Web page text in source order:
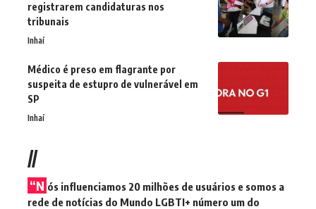
registrarem candidaturas nos
tribunais
Inhaí
Médico é preso em flagrante por
suspeita de estupro de vulnerável em
SP
Inhaí
//
“N ós influenciamos 20 milhões de usuários e somos a
rede de notícias do Mundo LGBTI+ número um do